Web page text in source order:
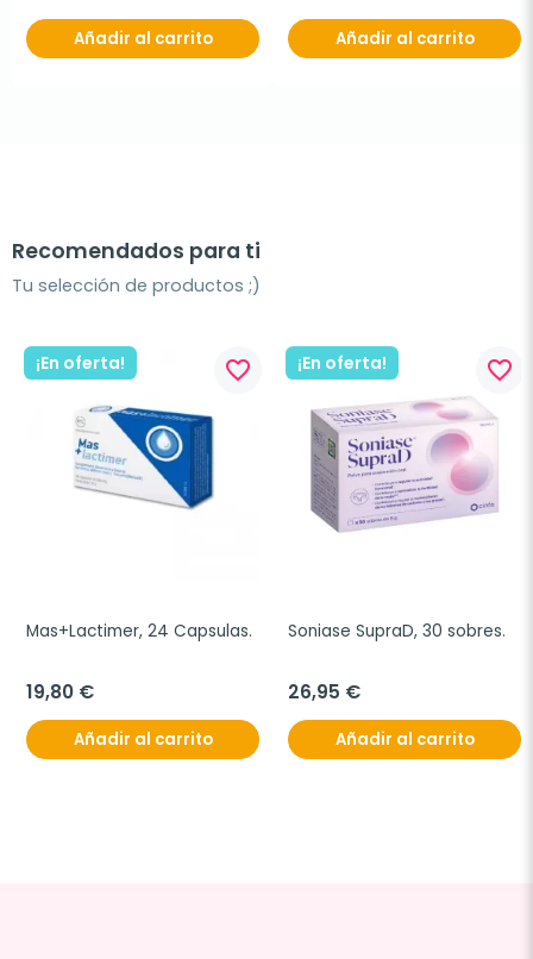
Añadir al carrito Añadir al carrito
Recomendados para ti
Tu selección de productos ;)
¡En oferta! favorite_border
Mas+Lactimer, 24 Capsulas.
19,80 €
Añadir al carrito
¡En oferta! favorite_border
Soniase SupraD, 30 sobres.
26,95 €
Añadir al carrito